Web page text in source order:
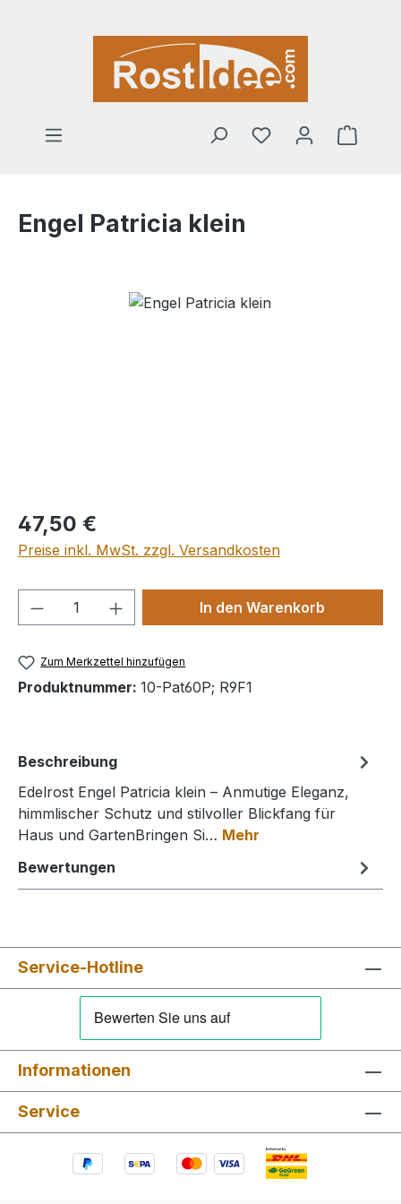
Engel Patricia klein
Bildergalerie überspringen
Regulärer Preis:
47,50 €
Preise inkl. MwSt. zzgl. Versandkosten
Produkt Anzahl: Gib denIn den Warenkorb
Zum Merkzettel hinzufügen
Produktnummer: 10-Pat60P; R9F1
Beschreibung
Edelrost Engel Patricia klein – Anmutige Eleganz,
himmlischer Schutz und stilvoller Blickfang für
Haus und GartenBringen Si… Mehr
Bewertungen
Service-Hotline
Informationen
Service